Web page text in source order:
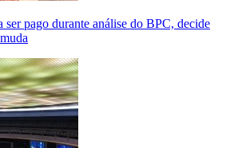
pago durante análise do BPC, decide